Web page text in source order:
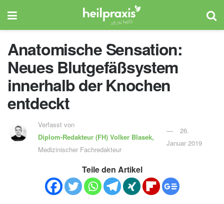
Anatomische Sensation:
Neues Blutgefäßsystem
innerhalb der Knochen
entdeckt
Verfasst von
Diplom-Redakteur (FH)Volker Blasek,
Medizinischer Fachredakteur
26.
Januar 2019
Teile den Artikel